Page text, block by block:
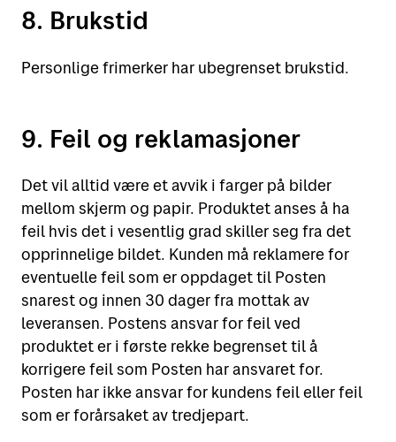
8. Brukstid
Personlige frimerker har ubegrenset brukstid.
9. Feil og reklamasjoner
Det vil alltid være et avvik i farger på bilder
mellom skjerm og papir. Produktet anses å ha
feil hvis det i vesentlig grad skiller seg fra det
opprinnelige bildet. Kunden må reklamere for
eventuelle feil som er oppdaget til Posten
snarest og innen 30 dager fra mottak av
leveransen. Postens ansvar for feil ved
produktet er i første rekke begrenset til å
korrigere feil som Posten har ansvaret for.
Posten har ikke ansvar for kundens feil eller feil
som er forårsaket av tredjepart.